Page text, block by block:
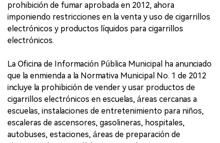
prohibición de fumar aprobada en 2012, ahora
imponiendo restricciones en la venta y uso de cigarrillos
electrónicos y productos líquidos para cigarrillos
electrónicos.
La Oficina de Información Pública Municipal ha anunciado
que la enmienda a la Normativa Municipal No. 1 de 2012
incluye la prohibición de vender y usar productos de
cigarrillos electrónicos en escuelas, áreas cercanas a
escuelas, instalaciones de entretenimiento para niños,
escaleras de ascensores, gasolineras, hospitales,
autobuses, estaciones, áreas de preparación de